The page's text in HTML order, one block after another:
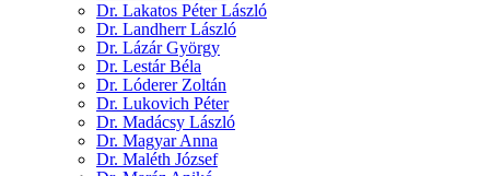
Dr. Lakatos Péter László
Dr. Landherr László
Dr. Lázár György
Dr. Lestár Béla
Dr. Lóderer Zoltán
Dr. Lukovich Péter
Dr. Madácsy László
Dr. Magyar Anna
Dr. Maléth József